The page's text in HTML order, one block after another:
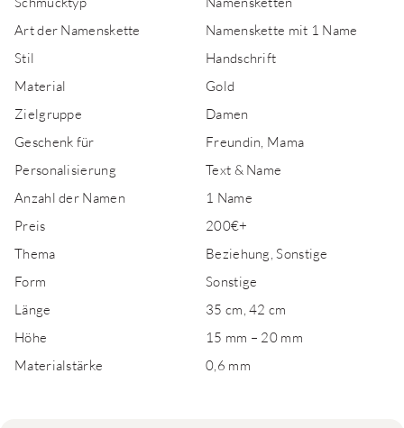
Art der Namenskette
Namenskette mit 1 Name
Stil
Handschrift
Material
Gold
Zielgruppe
Damen
Geschenk für
Freundin, Mama
Personalisierung
Text & Name
Anzahl der Namen
1 Name
Preis
200€+
Thema
Beziehung, Sonstige
Form
Sonstige
Länge
35 cm, 42 cm
Höhe
15 mm – 20 mm
Materialstärke
0,6 mm